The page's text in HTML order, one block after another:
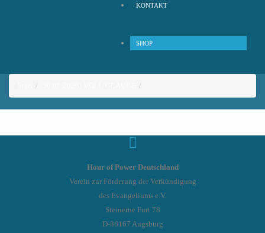
KONTAKT
SHOP
Hour of Power Deutschland
Verein zur Förderung der Verkündigung
des Evangeliums e.V.
Steinerne Furt 78
D-86167 Augsburg